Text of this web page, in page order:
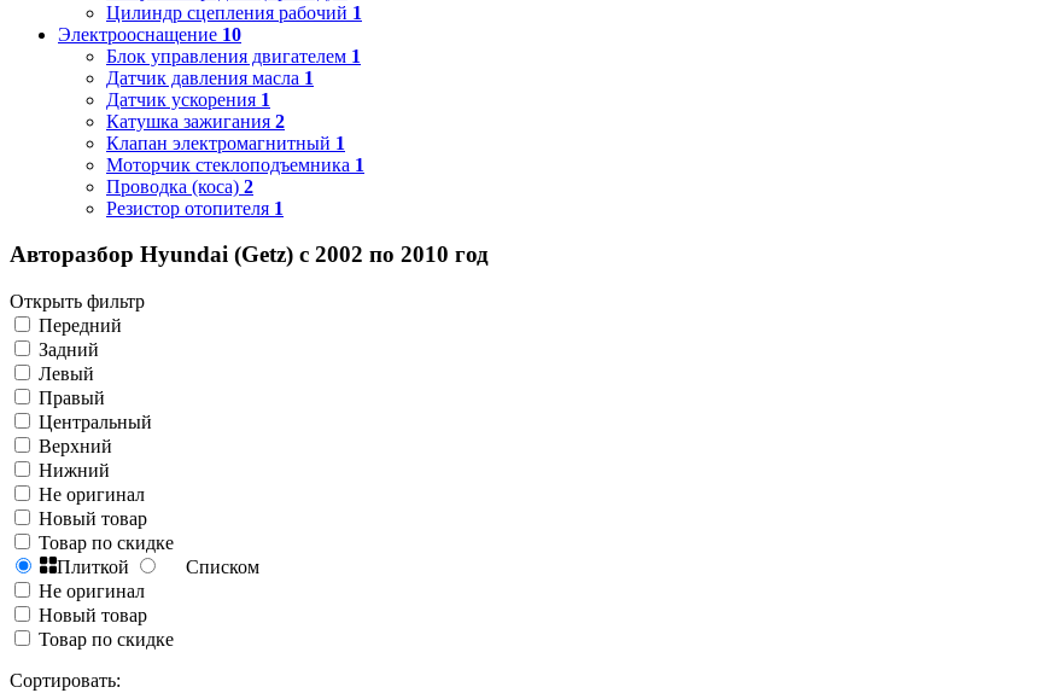
Цилиндр сцепления рабочий 1
Электрооснащение 10
Блок управления двигателем 1
Датчик давления масла 1
Датчик ускорения 1
Катушка зажигания 2
Клапан электромагнитный 1
Моторчик стеклоподъемника 1
Проводка (коса) 2
Резистор отопителя 1
Авторазбор Hyundai (Getz) с 2002 по 2010 год
Открыть фильтр
Передний
Задний
Левый
Правый
Центральный
Верхний
Нижний
Не оригинал
Новый товар
Товар по скидке
Плиткой
Списком
Не оригинал
Новый товар
Товар по скидке
Сортировать: